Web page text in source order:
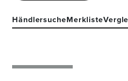
HändlersucheMerkliste